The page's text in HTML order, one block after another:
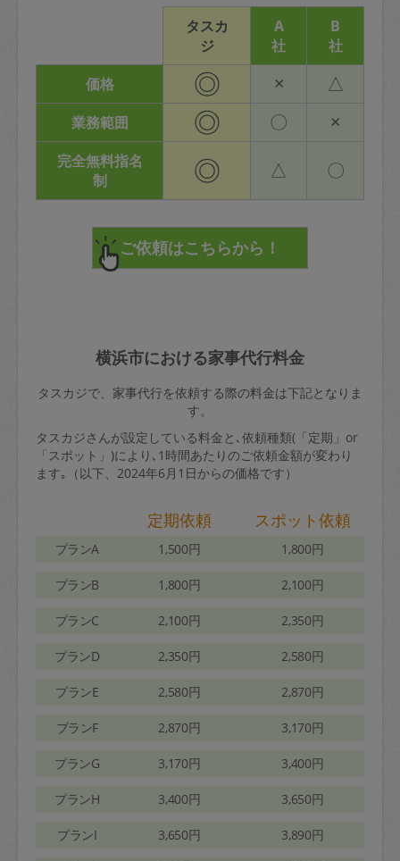
タスカ
ジ
A
社
B
社
価格
◎ × △
業務範囲 ◎ 〇 ×
完全無料指名
制
◎ △ 〇
横浜市における家事代行料金
タスカジで、家事代行を依頼する際の料金は下記となりま
す。
タスカジさんが設定している料金と､依頼種類(「定期」or
「スポット」)により､1時間あたりのご依頼金額が変わり
ます｡（以下、2024年6月1日からの価格です）
定期依頼 スポット依頼
プランA 1,500円 1,800円
プランB 1,800円 2,100円
プランC 2,100円 2,350円
プランD 2,350円 2,580円
プランE 2,580円 2,870円
プランF 2,870円 3,170円
プランG 3,170円 3,400円
プランH 3,400円 3,650円
プランI 3,650円 3,890円